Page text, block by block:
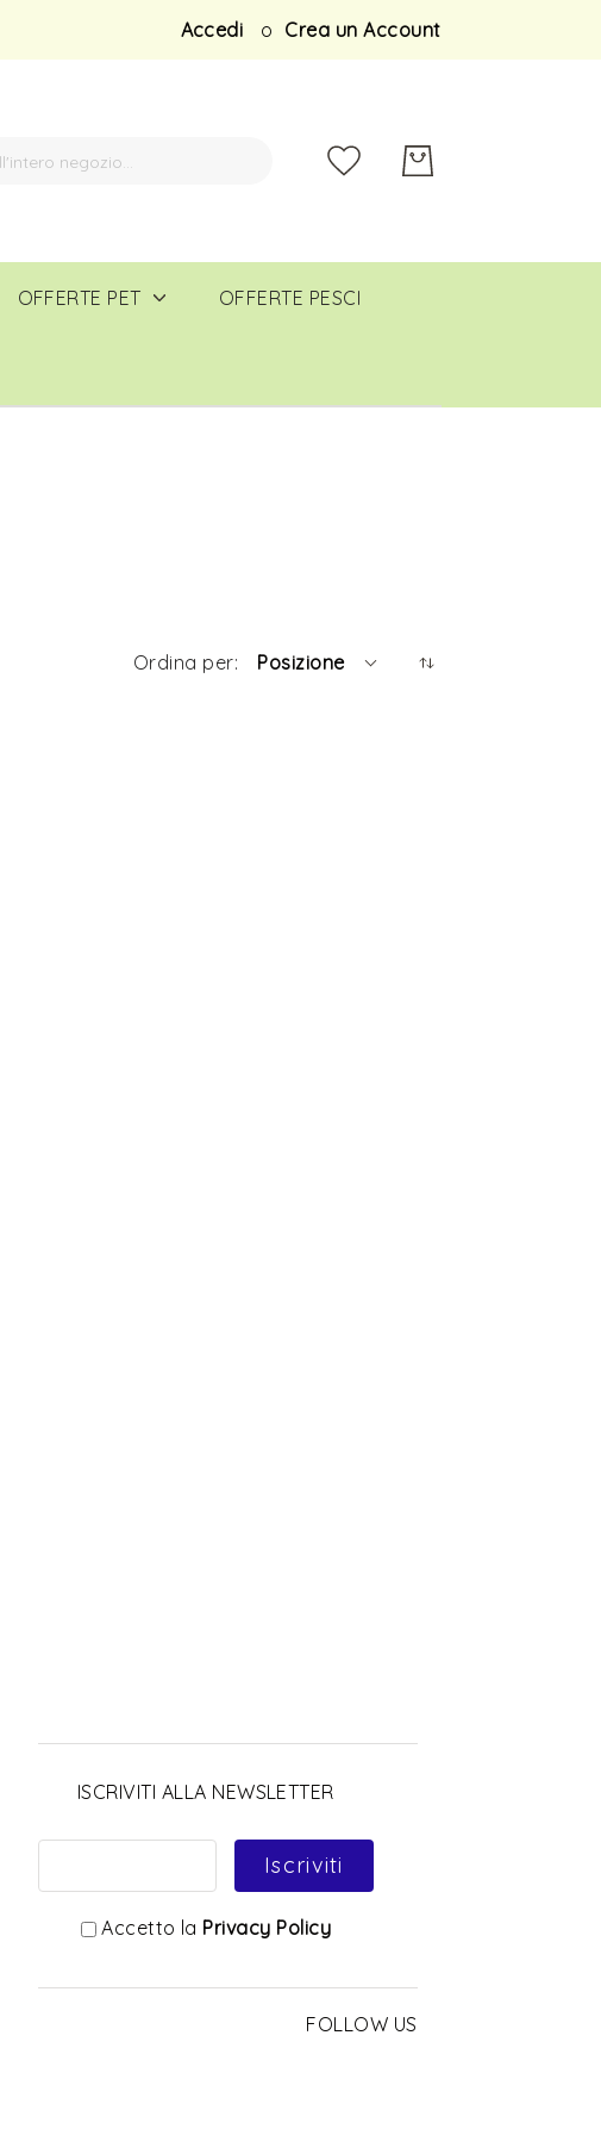
Salta
Accedi Crea un Account
OFFERTE PET OFFERTE PESCI
Ordina per Posizione
ISCRIVITI ALLA NEWSLETTER
Iscriviti
Accetto la Privacy Policy
FOLLOW US